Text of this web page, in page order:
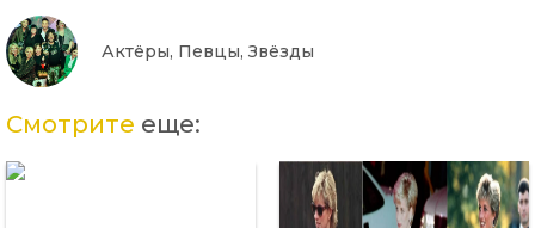
Актёры, Певцы, Звёзды
Смотрите еще: